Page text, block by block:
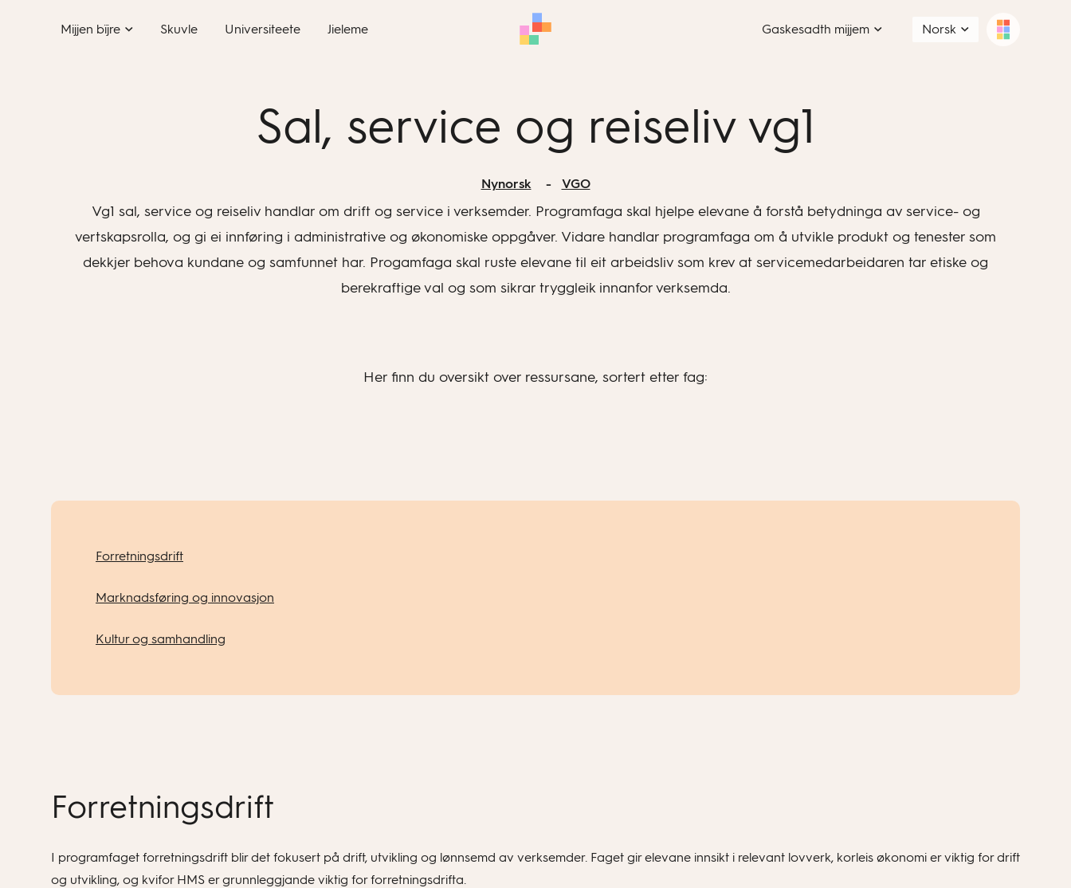
Mijjen bïjre Skuvle Universiteete Jieleme Gaskesadth mijjem Norsk
Sal, service og reiseliv vg1
Nynorsk VGO
Vg1 sal, service og reiseliv handlar om drift og service i verksemder. Programfaga skal hjelpe elevane å forstå betydninga av service- og
vertskapsrolla, og gi ei innføring i administrative og økonomiske oppgåver. Vidare handlar programfaga om å utvikle produkt og tenester som
dekkjer behova kundane og samfunnet har. Progamfaga skal ruste elevane til eit arbeidsliv som krev at servicemedarbeidaren tar etiske og
berekraftige val og som sikrar tryggleik innanfor verksemda.
Her finn du oversikt over ressursane, sortert etter fag:
Forretningsdrift
Marknadsføring og innovasjon
Kultur og samhandling
Forretningsdrift
I programfaget forretningsdrift blir det fokusert på drift, utvikling og lønnsemd av verksemder. Faget gir elevane innsikt i relevant lovverk, korleis økonomi er viktig for drift
og utvikling, og kvifor HMS er grunnleggjande viktig for forretningsdrifta.